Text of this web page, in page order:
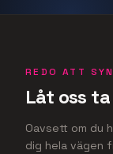
REDO ATT
Låt oss
Oavsett om du
dig hela vägen